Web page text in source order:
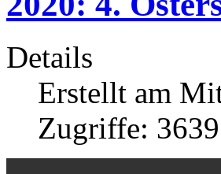
Details
Erstellt am
Zugriffe: 3639